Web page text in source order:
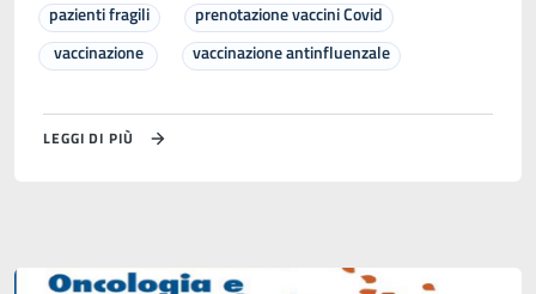
pazienti fragili
prenotazione vaccini Covid
vaccinazione
vaccinazione antinfluenzale
LEGGI DI PIÙ